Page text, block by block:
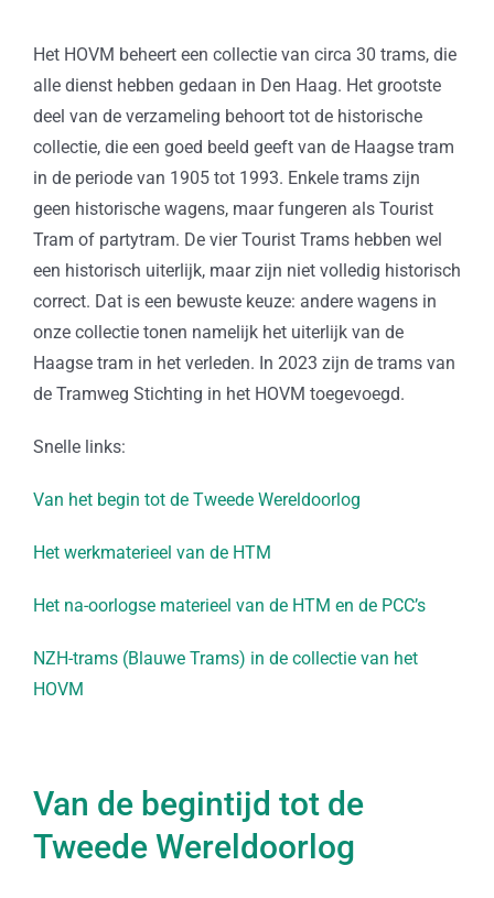
Het HOVM beheert een collectie van circa 30 trams, die
alle dienst hebben gedaan in Den Haag. Het grootste
deel van de verzameling behoort tot de historische
collectie, die een goed beeld geeft van de Haagse tram
in de periode van 1905 tot 1993. Enkele trams zijn
geen historische wagens, maar fungeren als Tourist
Tram of partytram. De vier Tourist Trams hebben wel
een historisch uiterlijk, maar zijn niet volledig historisch
correct. Dat is een bewuste keuze: andere wagens in
onze collectie tonen namelijk het uiterlijk van de
Haagse tram in het verleden. In 2023 zijn de trams van
de Tramweg Stichting in het HOVM toegevoegd.
Snelle links:
Van het begin tot de Tweede Wereldoorlog
Het werkmaterieel van de HTM
Het na-oorlogse materieel van de HTM en de PCC’s
NZH-trams (Blauwe Trams) in de collectie van het
HOVM
Van de begintijd tot de
Tweede Wereldoorlog